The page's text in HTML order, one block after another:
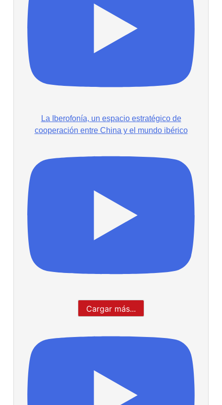
La Iberofonía, un espacio estratégico de
cooperación entre China y el mundo ibérico
Cargar más...